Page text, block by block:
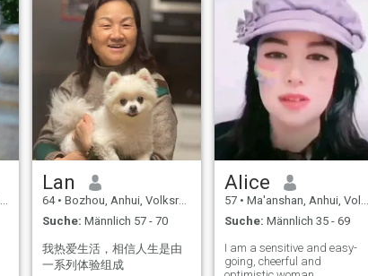
Lan
64 • Bozhou, Anhui, Volksrep. China
Suche: Männlich 57 - 70
我热爱生活，相信人生是由
一系列体验组成
Alice
57 • Ma'anshan, Anhui, Volksrep. China
Suche: Männlich 35 - 69
I am a sensitive and easy-
going, cheerful and